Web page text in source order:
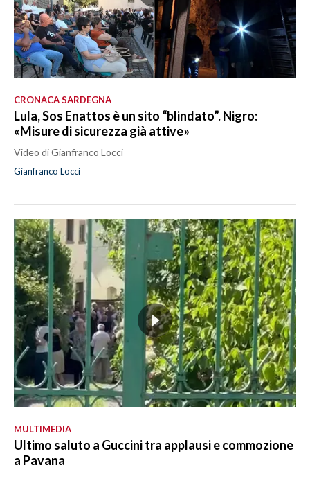
CRONACA SARDEGNA
Lula, Sos Enattos è un sito “blindato”. Nigro:
«Misure di sicurezza già attive»
Video di Gianfranco Locci
Gianfranco Locci
MULTIMEDIA
Ultimo saluto a Guccini tra applausi e commozione
a Pavana